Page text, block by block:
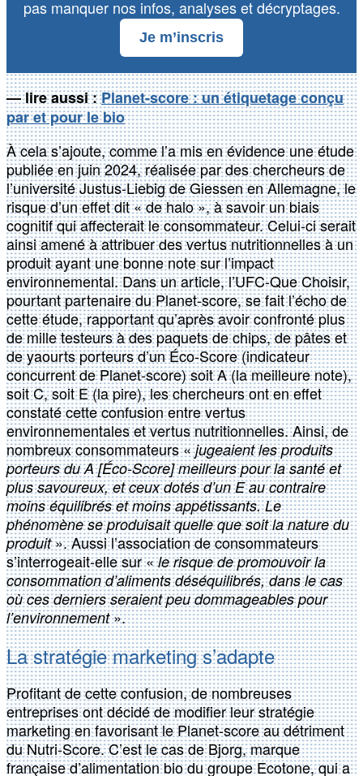
pas manquer nos infos, analyses et décryptages.
Je m’inscris
— lire aussi :Planet-score : un étiquetage conçu
par et pour le bio
À cela s’ajoute, comme l’a mis en évidence une étude
publiée en juin 2024, réalisée par des chercheurs de
l’université Justus-Liebig de Giessen en Allemagne, le
risque d’un effet dit « de halo », à savoir un biais
cognitif qui affecterait le consommateur. Celui-ci serait
ainsi amené à attribuer des vertus nutritionnelles à un
produit ayant une bonne note sur l’impact
environnemental. Dans un article, l’UFC-Que Choisir,
pourtant partenaire du Planet-score, se fait l’écho de
cette étude, rapportant qu’après avoir confronté plus
de mille testeurs à des paquets de chips, de pâtes et
de yaourts porteurs d’un Éco-Score (indicateur
concurrent de Planet-score) soit A (la meilleure note),
soit C, soit E (la pire), les chercheurs ont en effet
constaté cette confusion entre vertus
environnementales et vertus nutritionnelles. Ainsi, de
nombreux consommateurs «jugeaient les produits
porteurs du A [Éco-Score] meilleurs pour la santé et
plus savoureux, et ceux dotés d’un E au contraire
moins équilibrés et moins appétissants. Le
phénomène se produisait quelle que soit la nature du
produit». Aussi l’association de consommateurs
s’interrogeait-elle sur «le risque de promouvoir la
consommation d’aliments déséquilibrés, dans le cas
où ces derniers seraient peu dommageables pour
l’environnement».
La stratégie marketing s’adapte
Profitant de cette confusion, de nombreuses
entreprises ont décidé de modifier leur stratégie
marketing en favorisant le Planet-score au détriment
du Nutri-Score. C’est le cas de Bjorg, marque
française d’alimentation bio du groupe Ecotone, qui a